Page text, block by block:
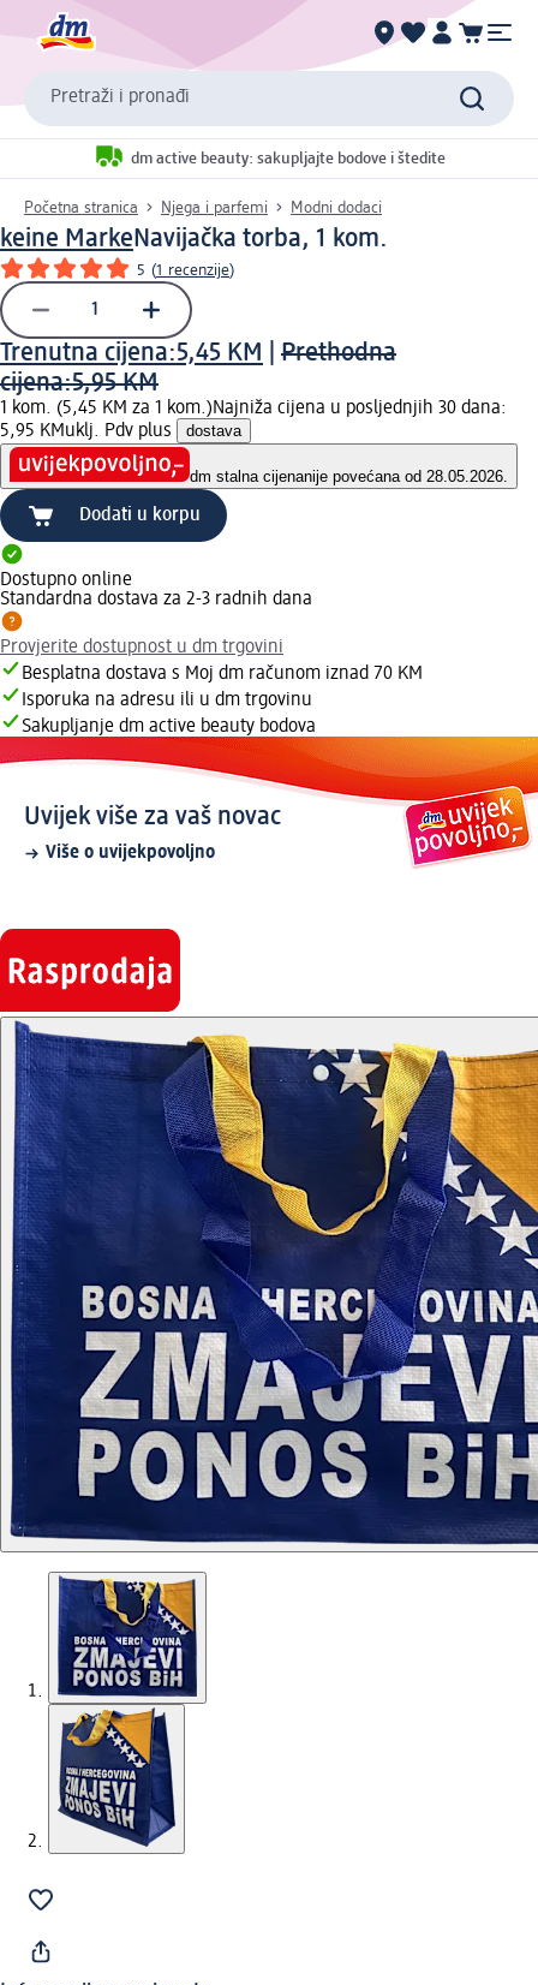
Pretraži i pronađi
dm active beauty: sakupljajte bodove i štedite
Početna stranica Njega i parfemi Modni dodaci
keine MarkeNavijačka torba, 1 kom.
5 (1 recenzije)
Trenutna cijena:5,45 KM
Prethodna
cijena:5,95 KM
1 kom. (5,45 KM za 1 kom.)Najniža cijena u posljednjih 30 dana:
5,95 KMuklj. Pdv plus dostava
dm stalna cijenanije povećana od 28.05.2026.
Dodati u korpu
Dostupno online
Standardna dostava za 2-3 radnih dana
Provjerite dostupnost u dm trgovini
Besplatna dostava s Moj dm računom iznad 70 KM
Isporuka na adresu ili u dm trgovinu
Sakupljanje dm active beauty bodova
Uvijek više za vaš novac
Više o uvijekpovoljno